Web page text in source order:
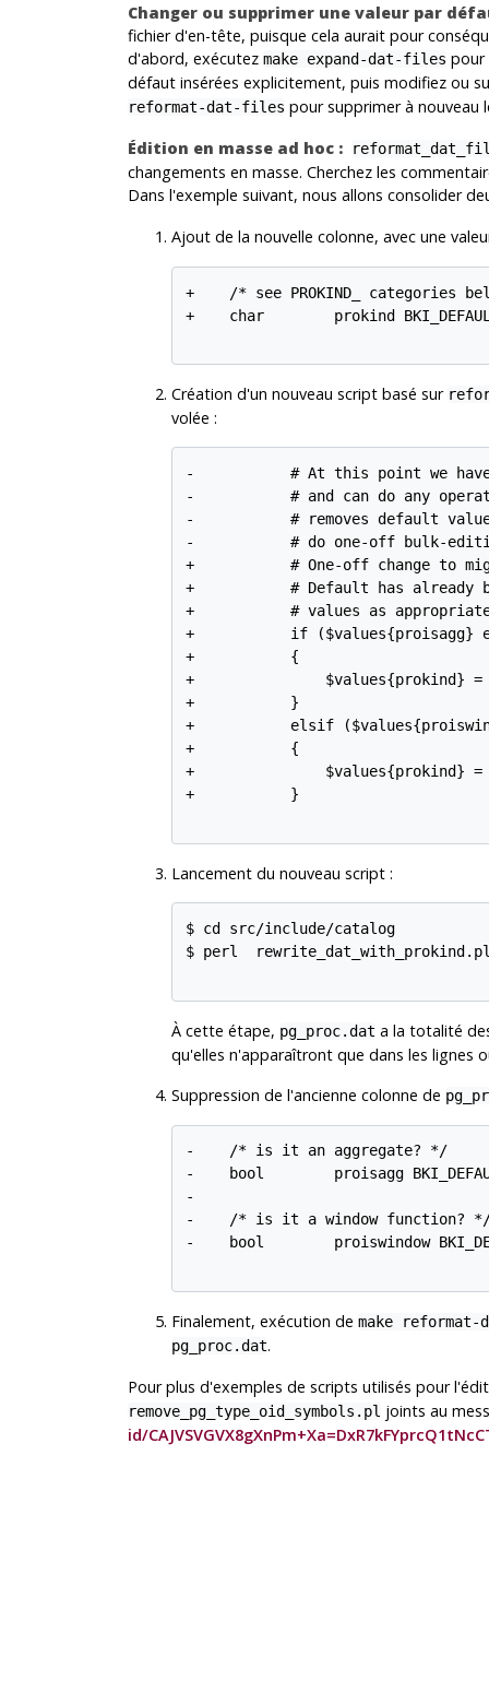
Changer ou supprimer une valeur par
fichier d'en-tête, puisque cela aurait pour
d'abord, exécutez make expand-dat-files pour
défaut insérées explicitement, puis modifiez ou
reformat-dat-files pour supprimer à nouveau
Édition en masse ad hoc :
changements en masse. Cherchez les
Dans l'exemple suivant, nous allons consolider
Ajout de la nouvelle colonne, avec une
+    /* see PROKIND_ categories
+    char        prokind
Création d'un nouveau script basé sur
volée :
-           # At this point we have
-           # and can do any
-           # removes default
-           # do one-off bulk-
+           # One-off change to
+           # Default has already
+           # values as
+           if ($values{proisagg}
+           {
+               $values{prokind}
+           }
+           elsif
+           {
+               $values{prokind}
+           }
Lancement du nouveau script :
$ cd src/include/catalog
$ perl
À cette étape, pg_proc.dat a la totalité
qu'elles n'apparaîtront que dans les lignes
Suppression de l'ancienne colonne de
-    /* is it an aggregate? */
-    bool        proisagg
-
-    /* is it a window function?
-    bool        proiswindow
Finalement, exécution de make
pg_proc.dat.
Pour plus d'exemples de scripts utilisés pour
remove_pg_type_oid_symbols.pl joints au
id/